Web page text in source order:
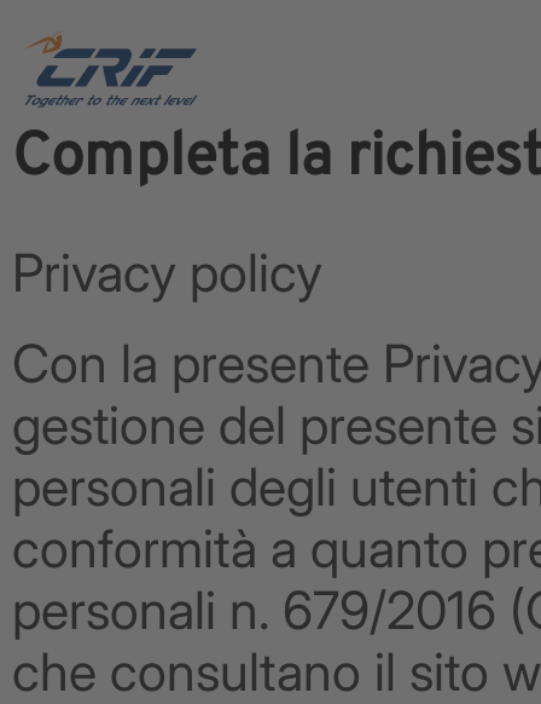
Completa la
Privacy policy
Con la presente
gestione del presente
personali degli utenti
conformità a quanto
personali n. 679/2016
che consultano il sito